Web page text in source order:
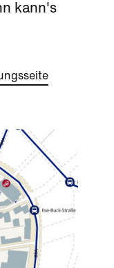
kann's